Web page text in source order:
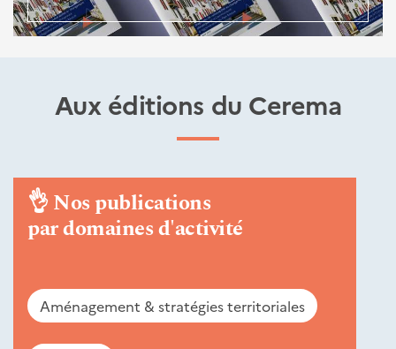
Aux éditions du Cerema
👌Nos publications
par domaines d'activité
Aménagement & stratégies territoriales